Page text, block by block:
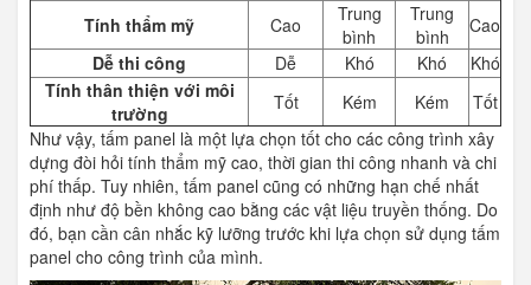
Tính thẩm mỹ
Cao
Trung
bình
Trung
bình
Cao
Dễ thi công
Dễ Khó Khó
Khó
Tính thân thiện với môi
trường
Tốt Kém Kém
Tốt
Như vậy, tấm panel là một lựa chọn tốt cho các công trình xây
dựng đòi hỏi tính thẩm mỹ cao, thời gian thi công nhanh và chi
phí thấp. Tuy nhiên, tấm panel cũng có những hạn chế nhất
định như độ bền không cao bằng các vật liệu truyền thống. Do
đó, bạn cần cân nhắc kỹ lưỡng trước khi lựa chọn sử dụng tấm
panel cho công trình của mình.